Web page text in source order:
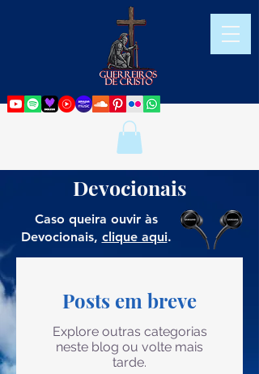
Devocionais
Caso queira ouvir às
Devocionais, clique aqui.
Posts em breve
Explore outras categorias
neste blog ou volte mais
tarde.